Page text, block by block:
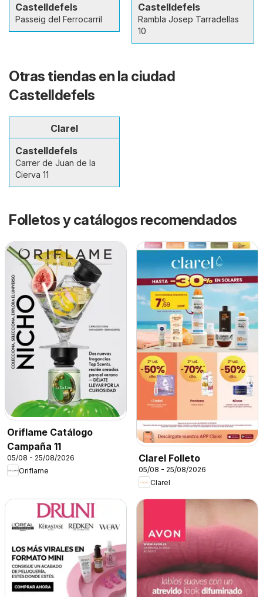
Castelldefels
Passeig del Ferrocarril
Castelldefels
Rambla Josep Tarradellas
10
Otras tiendas en la ciudad
Castelldefels
Clarel
Castelldefels
Carrer de Juan de la
Cierva 11
Folletos y catálogos recomendados
Oriflame Catálogo
Campaña 11
05/08 - 25/08/2026
Oriflame
Clarel Folleto
05/08 - 25/08/2026
Clarel